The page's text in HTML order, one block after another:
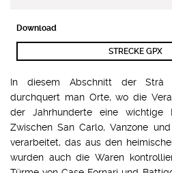
Download
STRECKE GPX
In diesem Abschnitt der Strà
durchquert man Orte, wo die
der Jahrhunderte eine wichtige
Zwischen San Carlo, Vanzone
verarbeitet, das aus den
wurden auch die Waren